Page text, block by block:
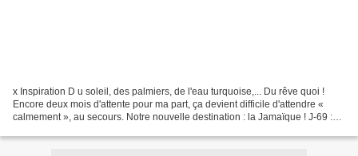
x Inspiration D u soleil, des palmiers, de l'eau turquoise,... Du rêve quoi !
Encore deux mois d'attente pour ma part, ça devient difficile d'attendre «
calmement », au secours. Notre nouvelle destination : la Jamaïque ! J-69 :D